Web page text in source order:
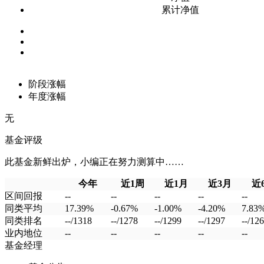
累计净值
阶段涨幅
年度涨幅
无
基金评级
此基金新鲜出炉，小编正在努力测算中……
今年 近1周 近1月 近3月 近
区间回报
-- -- -- -- --
同类平均
17.39% -0.67% -1.00% -4.20%
同类排名
--/1318 --/1278 --/1299 --/1297 --/
业内地位
-- -- -- -- --
基金经理